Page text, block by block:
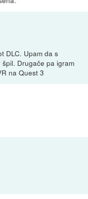
DLC. Upam da s
Drugače pa igram
na Quest 3